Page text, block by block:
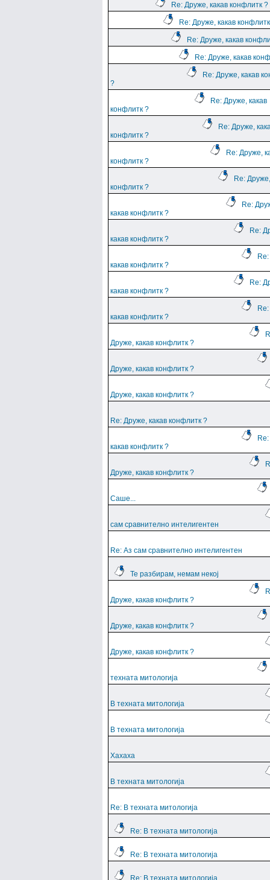
Re: Друже, какав конфлитк ?
Re: Друже, какав
Re: Друже, какав
Re: Друже, какав
Re: Друже, какав
?
Re: Друже, какав
конфлитк ?
Re: Друже,
конфлитк ?
Re: Друже,
конфлитк ?
Re:
конфлитк ?
Re:
какав конфлитк ?
Re:
какав конфлитк ?
какав конфлитк ?
Re:
какав конфлитк ?
какав конфлитк ?
Друже, какав конфлитк ?
Друже, какав конфлитк ?
Друже, какав конфлитк ?
Re: Друже, какав конфлитк ?
какав конфлитк ?
Друже, какав конфлитк ?
Саше...
сам сравнително интелигентен
Re: Аз сам сравнително интелигентен
Те разбирам, немам некој
Друже, какав конфлитк ?
Друже, какав конфлитк ?
Друже, какав конфлитк ?
техната митологија
В техната митологија
В техната митологија
Хахаха
В техната митологија
Re: В техната митологија
Re: В техната митологија
Re: В техната митологија
Re: В техната митологија